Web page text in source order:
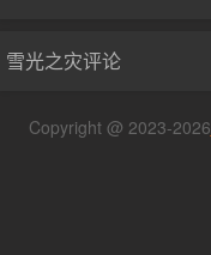
雪光之灾评论
Copyright @ 2023-2026